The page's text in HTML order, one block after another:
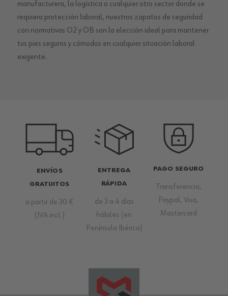
manufacturera, la logística o cualquier otro sector donde se
requiera protección laboral, nuestros zapatos de seguridad
con normativas O2 y OB son la elección ideal para mantener
tus pies seguros y cómodos en cualquier situación laboral
exigente.
ENVÍOS
GRATUITOS
a partir de 30 €
(IVA incl.)
ENTREGA
RÁPIDA
de 3 a 4 días
hábiles (en
Península Ibérica)
PAGO SEGURO
Transferencia,
Paypal, Visa,
Mastercard